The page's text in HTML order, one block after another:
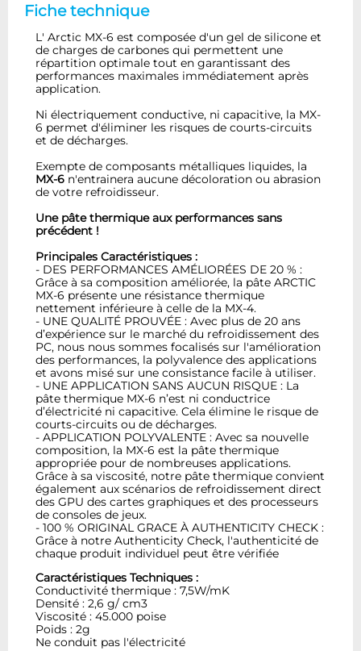
Fiche technique
L' Arctic MX-6 est composée d'un gel de silicone et
de charges de carbones qui permettent une
répartition optimale tout en garantissant des
performances maximales immédiatement après
application.
Ni électriquement conductive, ni capacitive, la MX-
6 permet d'éliminer les risques de courts-circuits
et de décharges.
Exempte de composants métalliques liquides, la
MX-6 n'entrainera aucune décoloration ou abrasion
de votre refroidisseur.
Une pâte thermique aux performances sans
précédent !
Principales Caractéristiques :
- DES PERFORMANCES AMÉLIORÉES DE 20 % :
Grâce à sa composition améliorée, la pâte ARCTIC
MX-6 présente une résistance thermique
nettement inférieure à celle de la MX-4.
- UNE QUALITÉ PROUVÉE : Avec plus de 20 ans
d’expérience sur le marché du refroidissement des
PC, nous nous sommes focalisés sur l'amélioration
des performances, la polyvalence des applications
et avons misé sur une consistance facile à utiliser.
- UNE APPLICATION SANS AUCUN RISQUE : La
pâte thermique MX-6 n’est ni conductrice
d’électricité ni capacitive. Cela élimine le risque de
courts-circuits ou de décharges.
- APPLICATION POLYVALENTE : Avec sa nouvelle
composition, la MX-6 est la pâte thermique
appropriée pour de nombreuses applications.
Grâce à sa viscosité, notre pâte thermique convient
également aux scénarios de refroidissement direct
des GPU des cartes graphiques et des processeurs
de consoles de jeux.
- 100 % ORIGINAL GRACE À AUTHENTICITY CHECK :
Grâce à notre Authenticity Check, l'authenticité de
chaque produit individuel peut être vérifiée
Caractéristiques Techniques :
Conductivité thermique : 7,5W/mK
Densité : 2,6 g/ cm3
Viscosité : 45.000 poise
Poids : 2g
Ne conduit pas l'électricité